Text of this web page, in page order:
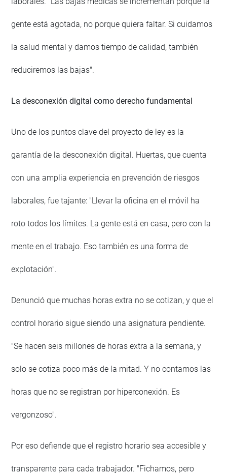
gente está agotada, no porque quiera faltar. Si cuidamos
la salud mental y damos tiempo de calidad, también
reduciremos las bajas".
La desconexión digital como derecho fundamental
Uno de los puntos clave del proyecto de ley es la
garantía de la desconexión digital. Huertas, que cuenta
con una amplia experiencia en prevención de riesgos
laborales, fue tajante: "Llevar la oficina en el móvil ha
roto todos los límites. La gente está en casa, pero con la
mente en el trabajo. Eso también es una forma de
explotación".
Denunció que muchas horas extra no se cotizan, y que el
control horario sigue siendo una asignatura pendiente.
"Se hacen seis millones de horas extra a la semana, y
solo se cotiza poco más de la mitad. Y no contamos las
horas que no se registran por hiperconexión. Es
vergonzoso".
Por eso defiende que el registro horario sea accesible y
transparente para cada trabajador. "Fichamos, pero